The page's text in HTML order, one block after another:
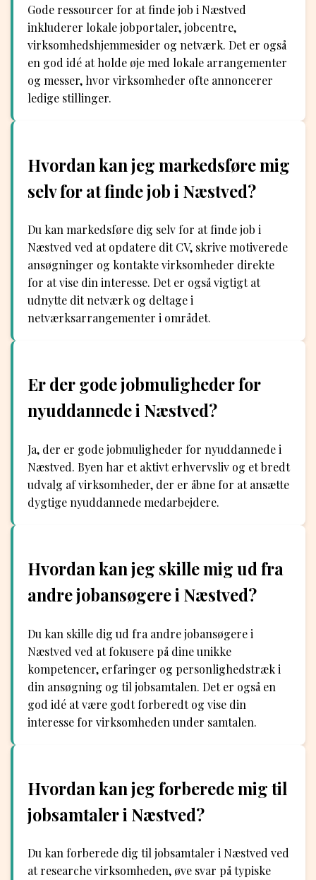
Gode ressourcer for at finde job i Næstved
inkluderer lokale jobportaler, jobcentre,
virksomhedshjemmesider og netværk. Det er også
en god idé at holde øje med lokale arrangementer
og messer, hvor virksomheder ofte annoncerer
ledige stillinger.
Hvordan kan jeg markedsføre mig
selv for at finde job i Næstved?
Du kan markedsføre dig selv for at finde job i
Næstved ved at opdatere dit CV, skrive motiverede
ansøgninger og kontakte virksomheder direkte
for at vise din interesse. Det er også vigtigt at
udnytte dit netværk og deltage i
netværksarrangementer i området.
Er der gode jobmuligheder for
nyuddannede i Næstved?
Ja, der er gode jobmuligheder for nyuddannede i
Næstved. Byen har et aktivt erhvervsliv og et bredt
udvalg af virksomheder, der er åbne for at ansætte
dygtige nyuddannede medarbejdere.
Hvordan kan jeg skille mig ud fra
andre jobansøgere i Næstved?
Du kan skille dig ud fra andre jobansøgere i
Næstved ved at fokusere på dine unikke
kompetencer, erfaringer og personlighedstræk i
din ansøgning og til jobsamtalen. Det er også en
god idé at være godt forberedt og vise din
interesse for virksomheden under samtalen.
Hvordan kan jeg forberede mig til
jobsamtaler i Næstved?
Du kan forberede dig til jobsamtaler i Næstved ved
at researche virksomheden, øve svar på typiske